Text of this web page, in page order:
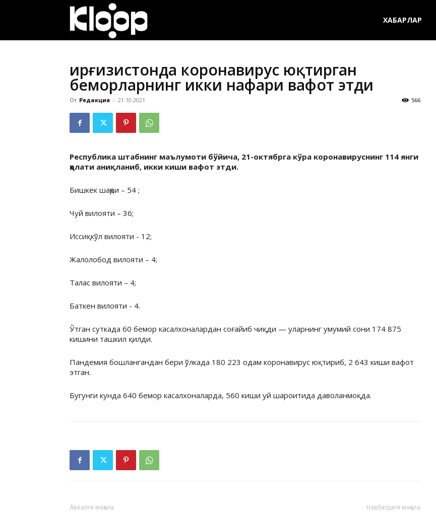
ХАБАРЛАР
Қирғизистонда коронавирус юқтирган
беморларнинг икки нафари вафот этди
От Редакция - 21.10.2021 566
Республика штабнинг маълумоти бўйича, 21-октябрга кўра коронавируснинг 114 янги
ҳолати аниқланиб, икки киши вафот этди.
Бишкек шаҳри – 54 ;
Чуй вилояти – 36;
Иссиқкўл вилояти - 12;
Жалолобод вилояти – 4;
Талас вилояти – 4;
Баткен вилояти - 4.
Ўтган суткада 60 бемор касалхоналардан соғайиб чиқди — уларнинг умумий сони 174 875
кишини ташкил қилди.
Пандемия бошлангандан бери ўлкада 180 223 одам коронавирус юқтириб, 2 643 киши вафот
этган.
Бугунги кунда 640 бемор касалхоналарда, 560 киши уй шароитида даволанмоқда.
Аввалги мақола Навбатдаги мақола